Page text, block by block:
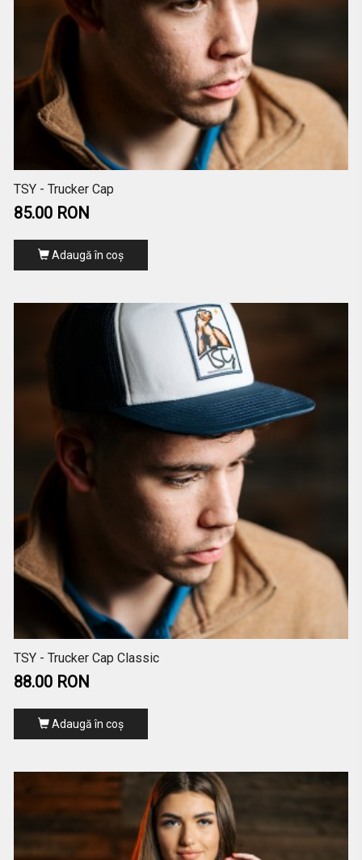
TSY - Trucker Cap
85.00 RON
Adaugă în coş
TSY - Trucker Cap Classic
88.00 RON
Adaugă în coş